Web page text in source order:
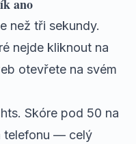
ano
než tři sekundy.
nejde kliknout na
otevřete na svém
Skóre pod 50 na
telefonu — celý